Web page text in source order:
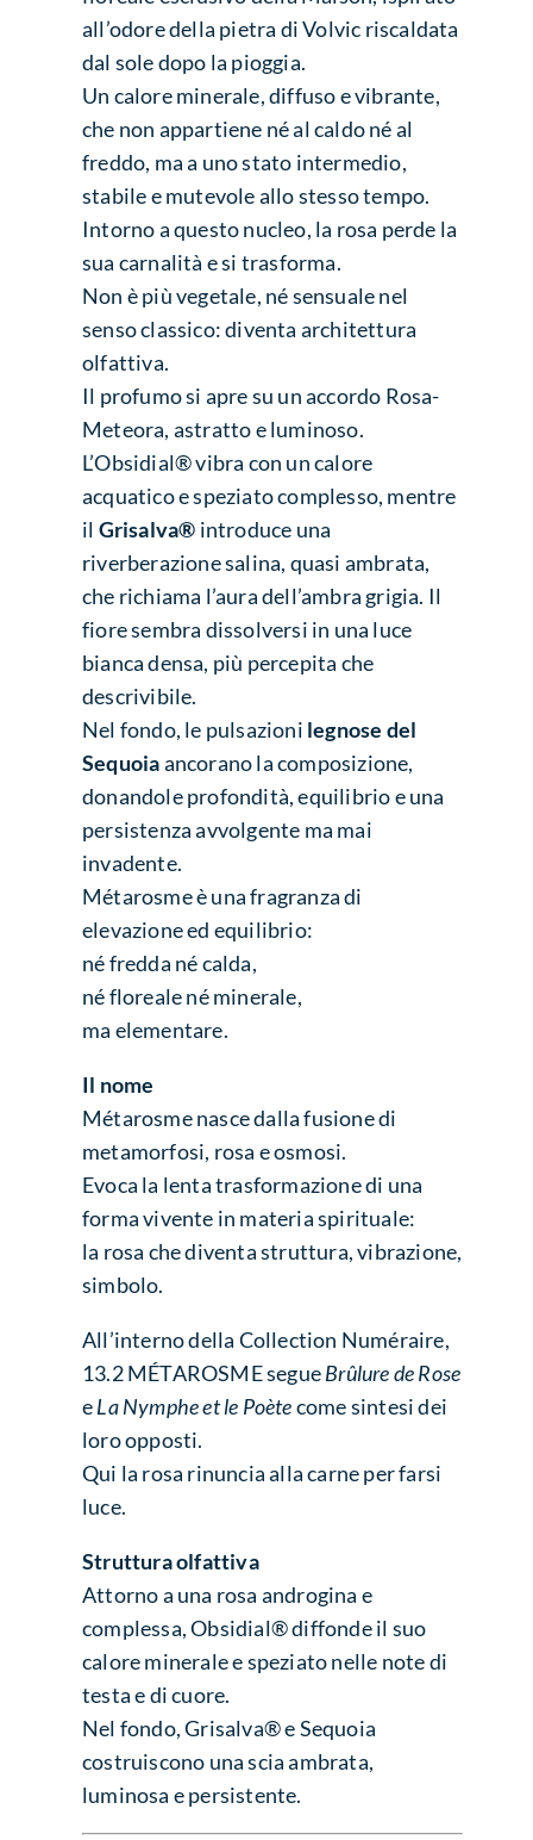
all’odore della pietra di Volvic riscaldata
dal sole dopo la pioggia.
Un calore minerale, diffuso e vibrante,
che non appartiene né al caldo né al
freddo, ma a uno stato intermedio,
stabile e mutevole allo stesso tempo.
Intorno a questo nucleo, la rosa perde la
sua carnalità e si trasforma.
Non è più vegetale, né sensuale nel
senso classico: diventa architettura
olfattiva.
Il profumo si apre su un accordo Rosa-
Meteora, astratto e luminoso.
L’Obsidial® vibra con un calore
acquatico e speziato complesso, mentre
il Grisalva® introduce una
riverberazione salina, quasi ambrata,
che richiama l’aura dell’ambra grigia. Il
fiore sembra dissolversi in una luce
bianca densa, più percepita che
descrivibile.
Nel fondo, le pulsazioni legnose del
Sequoiaancorano la composizione,
donandole profondità, equilibrio e una
persistenza avvolgente ma mai
invadente.
Métarosme è una fragranza di
elevazione ed equilibrio:
né fredda né calda,
né floreale né minerale,
ma elementare.
Il nome
Métarosme nasce dalla fusione di
metamorfosi, rosa e osmosi.
Evoca la lenta trasformazione di una
forma vivente in materia spirituale:
la rosa che diventa struttura, vibrazione,
simbolo.
All’interno della Collection Numéraire,
13.2 MÉTAROSME segueBrûlure de Rose
eLa Nymphe et le Poètecome sintesi dei
loro opposti.
Qui la rosa rinuncia alla carne per farsi
luce.
Struttura olfattiva
Attorno a una rosa androgina e
complessa, Obsidial® diffonde il suo
calore minerale e speziato nelle note di
testa e di cuore.
Nel fondo, Grisalva® e Sequoia
costruiscono una scia ambrata,
luminosa e persistente.